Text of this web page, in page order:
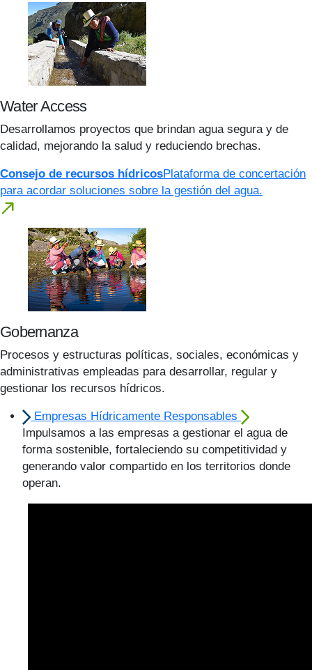
Water Access
Desarrollamos proyectos que brindan agua segura y de
calidad, mejorando la salud y reduciendo brechas.
Consejo de recursos hídricosPlataforma de concertación
para acordar soluciones sobre la gestión del agua.
Gobernanza
Procesos y estructuras políticas, sociales, económicas y
administrativas empleadas para desarrollar, regular y
gestionar los recursos hídricos.
Empresas Hídricamente Responsables
Impulsamos a las empresas a gestionar el agua de
forma sostenible, fortaleciendo su competitividad y
generando valor compartido en los territorios donde
operan.